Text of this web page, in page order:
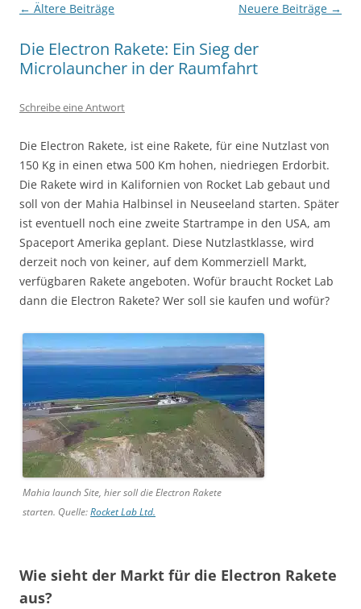
Beitragsnavigation
← Ältere Beiträge Neuere Beiträge →
Die Electron Rakete: Ein Sieg der
Microlauncher in der Raumfahrt
Schreibe eine Antwort
Die Electron Rakete, ist eine Rakete, für eine Nutzlast von
150 Kg in einen etwa 500 Km hohen, niedriegen Erdorbit.
Die Rakete wird in Kalifornien von Rocket Lab gebaut und
soll von der Mahia Halbinsel in Neuseeland starten. Später
ist eventuell noch eine zweite Startrampe in den USA, am
Spaceport Amerika geplant. Diese Nutzlastklasse, wird
derzeit noch von keiner, auf dem Kommerziell Markt,
verfügbaren Rakete angeboten. Wofür braucht Rocket Lab
dann die Electron Rakete? Wer soll sie kaufen und wofür?
Mahia launch Site, hier soll die Electron Rakete
starten. Quelle:Rocket Lab Ltd.
Wie sieht der Markt für die Electron Rakete
aus?